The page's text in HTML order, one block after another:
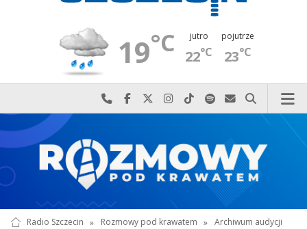
19°C jutro
22°C
pojutrze
23°C
Najlepiej po prostu do nas zadzwoń
Odwiedź nas na Facebook-u
Odwiedź nas na X
Odwiedź nas na Instagram-ie
Odwiedź nas na TikTok-u
Szukaj nas na Spotify
Wyślij do nas
Szukaj
Radio Szczecin » Rozmowy pod krawatem » Archiwum audycji